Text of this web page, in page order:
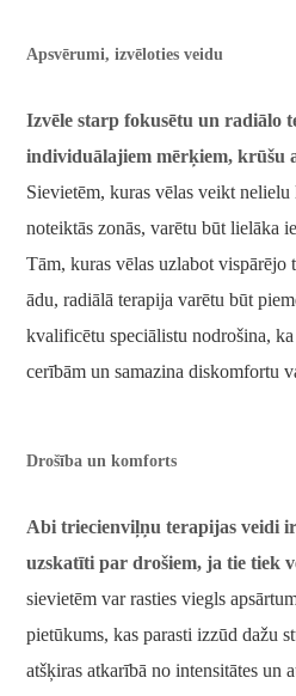
Apsvērumi, izvēloties veidu
Izvēle starp fokusētu un radiālo
individuālajiem mērķiem, krūšu
Sievietēm, kuras vēlas veikt
noteiktās zonās, varētu būt lielāka
Tām, kuras vēlas uzlabot
ādu, radiālā terapija varētu būt
kvalificētu speciālistu nodrošina,
cerībām un samazina diskomfortu
Drošība un komforts
Abi triecienviļņu terapijas veidi
uzskatīti par drošiem, ja tie tiek
sievietēm var rasties viegls
pietūkums, kas parasti izzūd dažu
atšķiras atkarībā no intensitātes un